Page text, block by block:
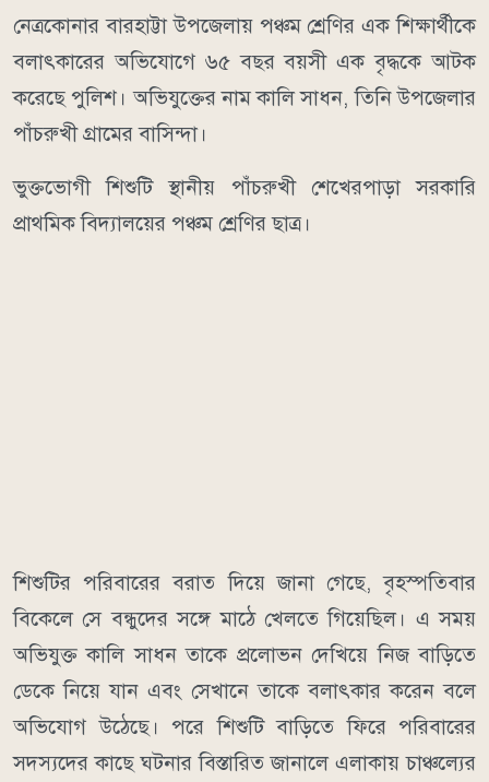
নেত্রকোনার বারহাট্টা উপজেলায় পঞ্চম শ্রেণির এক শিক্ষার্থীকে
বলাৎকারের অভিযোগে ৬৫ বছর বয়সী এক বৃদ্ধকে আটক
করেছে পুলিশ। অভিযুক্তের নাম কালি সাধন, তিনি উপজেলার
পাঁচরুখী গ্রামের বাসিন্দা।
ভুক্তভোগী শিশুটি স্থানীয় পাঁচরুখী শেখেরপাড়া সরকারি
প্রাথমিক বিদ্যালয়ের পঞ্চম শ্রেণির ছাত্র।
শিশুটির পরিবারের বরাত দিয়ে জানা গেছে, বৃহস্পতিবার
বিকেলে সে বন্ধুদের সঙ্গে মাঠে খেলতে গিয়েছিল। এ সময়
অভিযুক্ত কালি সাধন তাকে প্রলোভন দেখিয়ে নিজ বাড়িতে
ডেকে নিয়ে যান এবং সেখানে তাকে বলাৎকার করেন বলে
অভিযোগ উঠেছে। পরে শিশুটি বাড়িতে ফিরে পরিবারের
সদস্যদের কাছে ঘটনার বিস্তারিত জানালে এলাকায় চাঞ্চল্যের